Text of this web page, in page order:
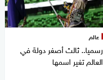
عالم
رسميا.. ثالث أصغر دولة في
العالم تغير اسمها